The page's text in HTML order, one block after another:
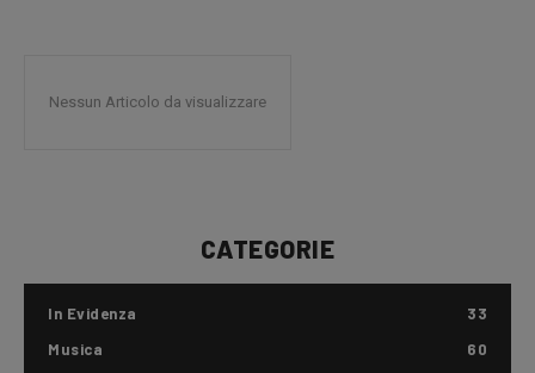
Nessun Articolo da visualizzare
CATEGORIE
In Evidenza
33
Musica
60